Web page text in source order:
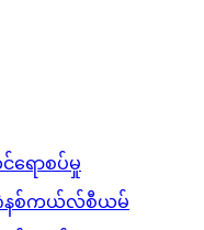
ောစပ်မှု
နစ်ကယ်လ်စီယမ်